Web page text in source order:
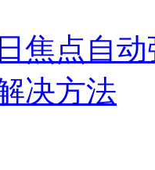
焦点自
决方法